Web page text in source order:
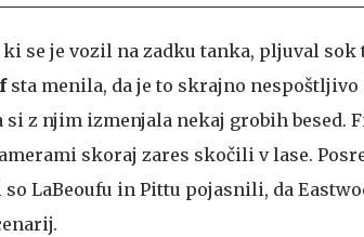
ki se je vozil na zadku tanka, pljuval sok
sta menila, da je to skrajno nespoštljivo
si z njim izmenjala nekaj grobih besed.
skoraj zares skočili v lase.
LaBeoufu in Pittu pojasnili, da